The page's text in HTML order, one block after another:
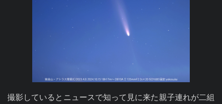
撮影しているとニュースで知って見に来た親子連れが二組